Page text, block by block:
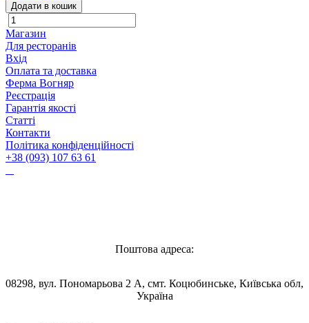
Додати в кошик
Магазин
Для ресторанів
Вхід
Оплата та доставка
Ферма Вогняр
Реєстрація
Гарантія якості
Статті
Контакти
Політика конфіденційності
+38 (093) 107 63 61
Поштова адреса:
08298, вул. Пономарьова 2 А, смт. Коцюбинське, Київська обл,
Україна